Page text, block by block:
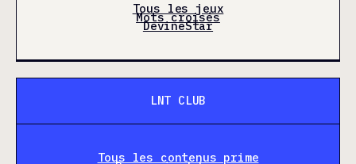
Tous les jeux
Mots croisés
DevineStar
LNT CLUB
Tous les contenus prime